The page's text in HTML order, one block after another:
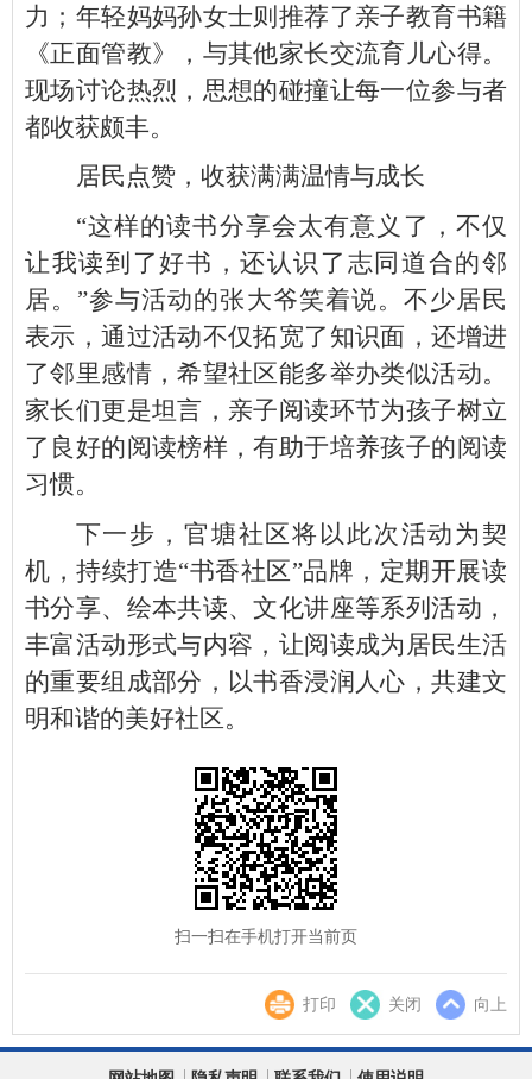
力；年轻妈妈孙女士则推荐了亲子教育书籍
《正面管教》，与其他家长交流育儿心得。
现场讨论热烈，思想的碰撞让每一位参与者
都收获颇丰。
居民点赞，收获满满温情与成长
“这样的读书分享会太有意义了，不仅
让我读到了好书，还认识了志同道合的邻
居。”参与活动的张大爷笑着说。不少居民
表示，通过活动不仅拓宽了知识面，还增进
了邻里感情，希望社区能多举办类似活动。
家长们更是坦言，亲子阅读环节为孩子树立
了良好的阅读榜样，有助于培养孩子的阅读
习惯。
下一步，官塘社区将以此次活动为契
机，持续打造“书香社区”品牌，定期开展读
书分享、绘本共读、文化讲座等系列活动，
丰富活动形式与内容，让阅读成为居民生活
的重要组成部分，以书香浸润人心，共建文
明和谐的美好社区。
扫一扫在手机打开当前页
打印 关闭 向上